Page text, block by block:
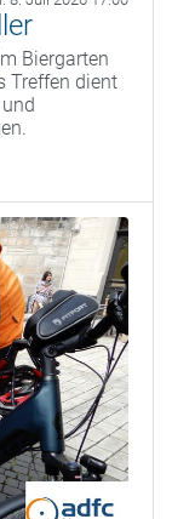
Biergarten
Treffen dient